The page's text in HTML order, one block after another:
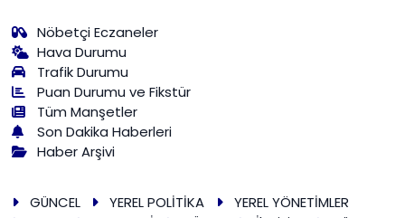
Nöbetçi Eczaneler
Hava Durumu
Trafik Durumu
Puan Durumu ve Fikstür
Tüm Manşetler
Son Dakika Haberleri
Haber Arşivi
GÜNCEL YEREL POLİTİKA
YEREL YÖNETİMLER